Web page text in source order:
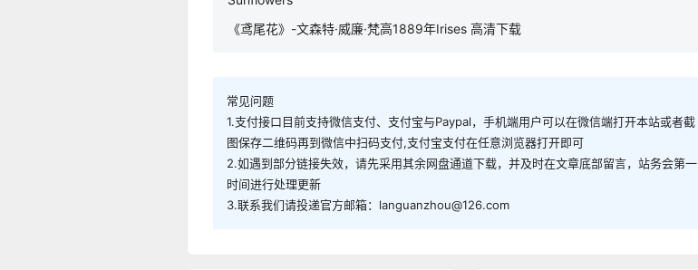
《鸢尾花》-文森特·威廉·梵高1889年Irises 高清下载
常见问题
1.支付接口目前支持微信支付、支付宝与Paypal，手机端用户可以在微信端打开本站或者截
图保存二维码再到微信中扫码支付,支付宝支付在任意浏览器打开即可
2.如遇到部分链接失效，请先采用其余网盘通道下载，并及时在文章底部留言，站务会第一
时间进行处理更新
3.联系我们请投递官方邮箱：languanzhou@126.com